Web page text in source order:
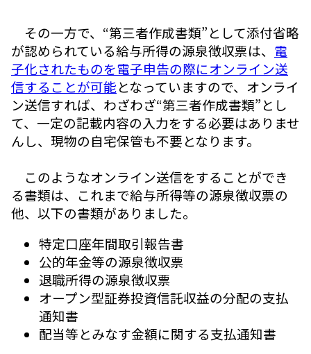
その一方で、“第三者作成書類”として添付省略
が認められている給与所得の源泉徴収票は、 電
子化されたものを電子申告の際にオンライン送
信することが可能となっていますので、オンライ
ン送信すれば、わざわざ“第三者作成書類”とし
て、一定の記載内容の入力をする必要はありませ
んし、現物の自宅保管も不要となります。
このようなオンライン送信をすることができ
る書類は、これまで給与所得等の源泉徴収票の
他、以下の書類がありました。
特定口座年間取引報告書
公的年金等の源泉徴収票
退職所得の源泉徴収票
オープン型証券投資信託収益の分配の支払
通知書
配当等とみなす金額に関する支払通知書